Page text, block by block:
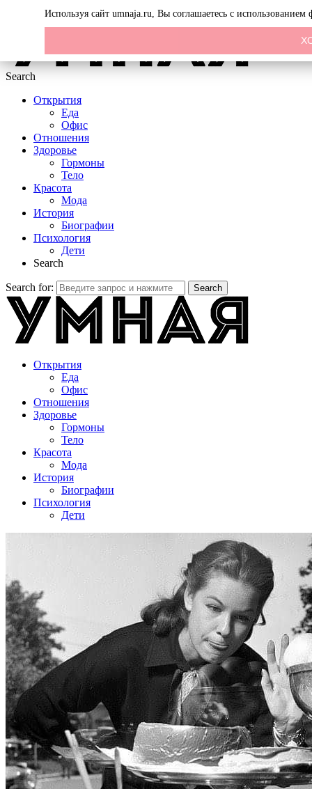
Search
Открытия
Еда
Офис
Отношения
Здоровье
Гормоны
Тело
Красота
Мода
История
Биографии
Психология
Дети
Search
Search for: Search
Открытия
Еда
Офис
Отношения
Здоровье
Гормоны
Тело
Красота
Мода
История
Биографии
Психология
Дети
Используя сайт umnaja.ru, Вы соглашаетесь с использованием